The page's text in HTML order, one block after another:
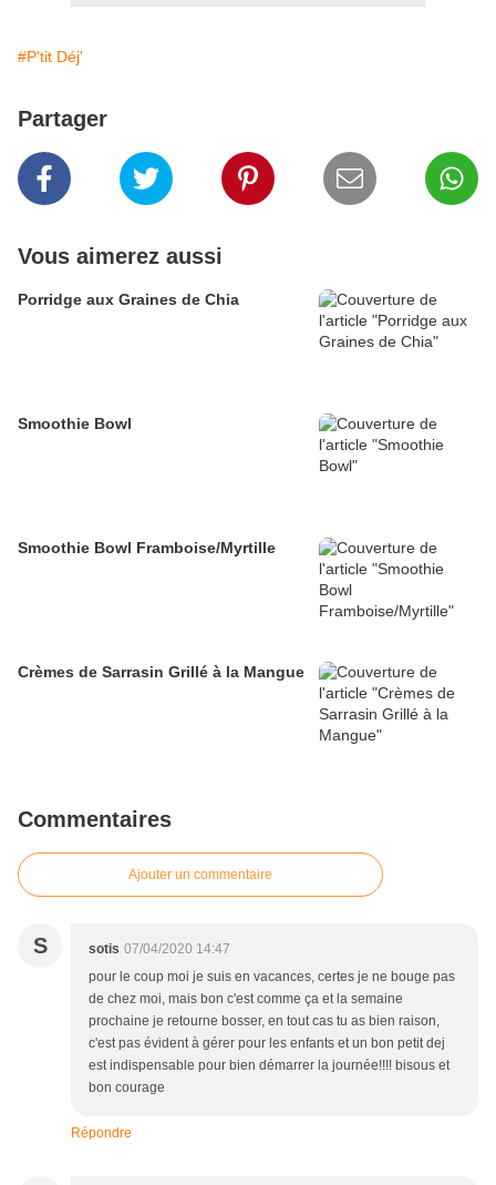
#P'tit Déj'
Partager
Vous aimerez aussi
Porridge aux Graines de Chia
Smoothie Bowl
Smoothie Bowl Framboise/Myrtille
Crèmes de Sarrasin Grillé à la Mangue
Commentaires
Ajouter un commentaire
S sotis 07/04/2020 14:47
pour le coup moi je suis en vacances, certes je ne bouge pas
de chez moi, mais bon c'est comme ça et la semaine
prochaine je retourne bosser, en tout cas tu as bien raison,
c'est pas évident à gérer pour les enfants et un bon petit dej
est indispensable pour bien démarrer la journée!!!! bisous et
bon courage
Répondre